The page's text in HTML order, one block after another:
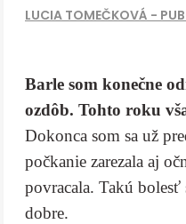
LUCIA TOMEČKOVÁ -
Barle som konečne
ozdôb. Tohto roku
Dokonca som sa už
počkanie zarezala aj
povracala. Takú
dobre.